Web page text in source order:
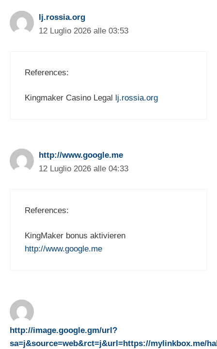
lj.rossia.org
12 Luglio 2026 alle 03:53
References:
Kingmaker Casino Legal lj.rossia.org
http://www.google.me
12 Luglio 2026 alle 04:33
References:
KingMaker bonus aktivieren
http://www.google.me
http://image.google.gm/url?
sa=j&source=web&rct=j&url=https://mylinkbox.me/